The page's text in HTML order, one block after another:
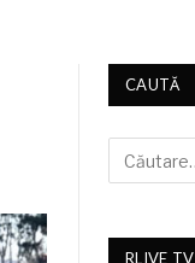
CAUTĂ
RLIVE TV